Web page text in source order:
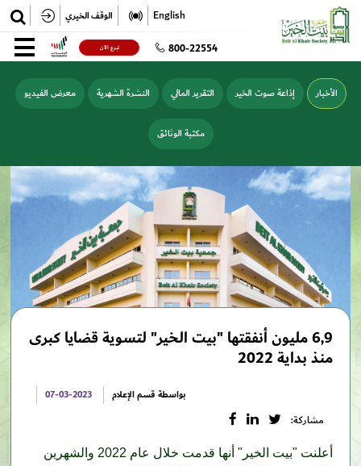
✕ English الوقف الخيري
تسجيل الدخول تسجيل 800-22554 تبرع الآن
الأخبار إذاعة صوت الخير التقرير المالي النشرة الشهرية معرض الفيديو
مكتبة الوثائق
6,9 مليون أنفقتها "بيت الخير" لتسوية قضايا كبرى
منذ بداية 2022
بواسطة قسم الإعلام
07-03-2023
مشاركة:
أعلنت "بيت الخير" أنها قدمت خلال عام 2022 والشهرين